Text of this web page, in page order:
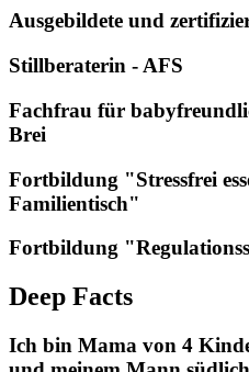
Ausgebildete und
Stillberaterin - AFS
Fachfrau für
Brei
Fortbildung "Stressfrei
Familientisch"
Fortbildung
Deep Facts
Ich bin Mama von 4